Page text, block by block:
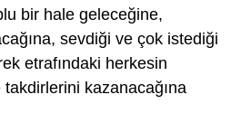
bir hale geleceğine,
sevdiği ve çok istediği
etrafındaki herkesin
kazanacağına